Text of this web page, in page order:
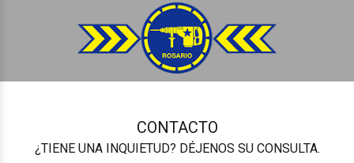
CONTACTO
¿TIENE UNA INQUIETUD? DÉJENOS SU CONSULTA.